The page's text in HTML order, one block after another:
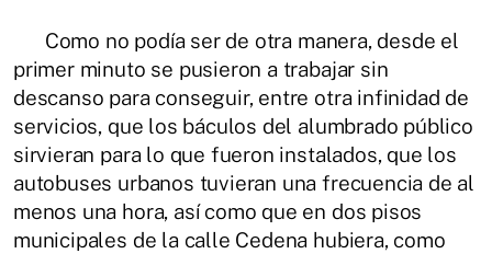
Como no podía ser de otra manera, desde el
primer minuto se pusieron a trabajar sin
descanso para conseguir, entre otra infinidad de
servicios, que los báculos del alumbrado público
sirvieran para lo que fueron instalados, que los
autobuses urbanos tuvieran una frecuencia de al
menos una hora, así como que en dos pisos
municipales de la calle Cedena hubiera, como